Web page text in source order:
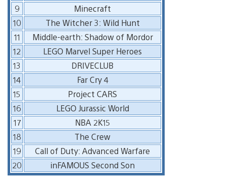
9
Minecraft
10
The Witcher 3: Wild Hunt
11
Middle-earth: Shadow of Mordor
12
LEGO Marvel Super Heroes
13
DRIVECLUB
14
Far Cry 4
15
Project CARS
16
LEGO Jurassic World
17
NBA 2K15
18
The Crew
19
Call of Duty: Advanced Warfare
20
inFAMOUS Second Son